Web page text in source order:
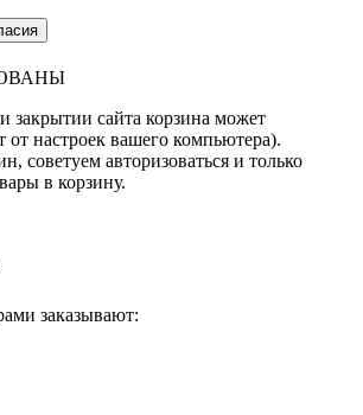
закрытии сайта корзина может
от настроек вашего компьютера).
советуем авторизоваться и только
в корзину.
заказывают: